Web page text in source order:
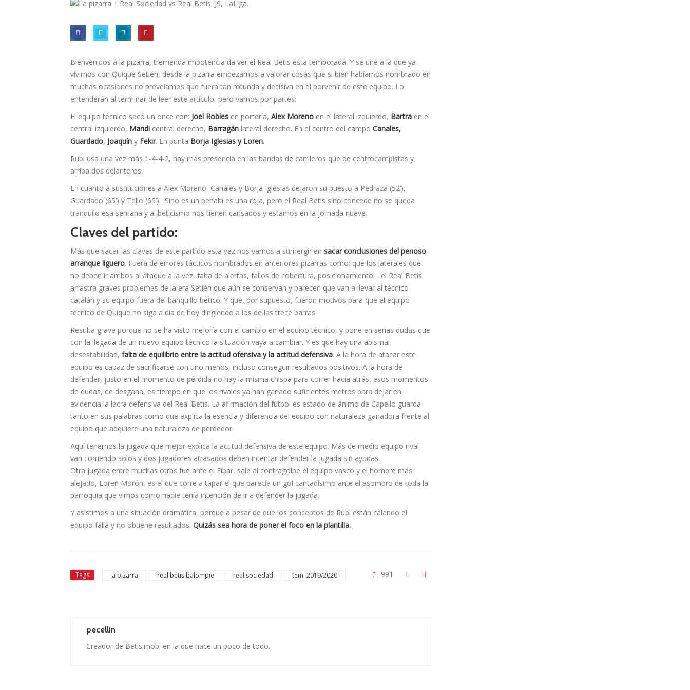
Bienvenidos a la pizarra, tremenda impotencia da ver el Real Betis esta temporada. Y se une a la que ya
vivimos con Quique Setién, desde la pizarra empezamos a valorar cosas que si bien habíamos nombrado en
muchas ocasiones no preveíamos que fuera tan rotunda y decisiva en el porvenir de este equipo. Lo
entenderán al terminar de leer este artículo, pero vamos por partes:
El equipo técnico sacó un once con: Joel Robles en portería, Alex Moreno en el lateral izquierdo, Bartra en el
central izquierdo, Mandi central derecho, Barragán lateral derecho. En el centro del campo Canales,
Guardado, Joaquín y Fekir. En punta Borja Iglesias y Loren.
Rubi usa una vez más 1-4-4-2, hay más presencia en las bandas de carrileros que de centrocampistas y
arriba dos delanteros.
En cuanto a sustituciones a Alex Moreno, Canales y Borja Iglesias dejaron su puesto a Pedraza (52’),
Guardado (65’) y Tello (65’). Sino es un penalti es una roja, pero el Real Betis sino concede no se queda
tranquilo esa semana y al beticismo nos tienen cansados y estamos en la jornada nueve.
Claves del partido:
Más que sacar las claves de este partido esta vez nos vamos a sumergir en sacar conclusiones del penoso
arranque liguero. Fuera de errores tácticos nombrados en anteriores pizarras como: que los laterales que
no deben ir ambos al ataque a la vez, falta de alertas, fallos de cobertura, posicionamiento… el Real Betis
arrastra graves problemas de la era Setién que aún se conservan y parecen que van a llevar al técnico
catalán y su equipo fuera del banquillo bético. Y que, por supuesto, fueron motivos para que el equipo
técnico de Quique no siga a día de hoy dirigiendo a los de las trece barras.
Resulta grave porque no se ha visto mejoría con el cambio en el equipo técnico, y pone en serias dudas que
con la llegada de un nuevo equipo técnico la situación vaya a cambiar. Y es que hay una abismal
desestabilidad, falta de equilibrio entre la actitud ofensiva y la actitud defensiva. A la hora de atacar este
equipo es capaz de sacrificarse con uno menos, incluso conseguir resultados positivos. A la hora de
defender, justo en el momento de pérdida no hay la misma chispa para correr hacia atrás, esos momentos
de dudas, de desgana, es tiempo en que los rivales ya han ganado suficientes metros para dejar en
evidencia la lacra defensiva del Real Betis. La afirmación del fútbol es estado de ánimo de Capello guarda
tanto en sus palabras como que explica la esencia y diferencia del equipo con naturaleza ganadora frente al
equipo que adquiere una naturaleza de perdedor.
Aquí tenemos la jugada que mejor explica la actitud defensiva de este equipo. Más de medio equipo rival
van corriendo solos y dos jugadores atrasados deben intentar defender la jugada sin ayudas.
Otra jugada entre muchas otras fue ante el Eibar, sale al contragolpe el equipo vasco y el hombre más
alejado, Loren Morón, es el que corre a tapar el que parecía un gol cantadísimo ante el asombro de toda la
parroquia que vimos como nadie tenía intención de ir a defender la jugada.
Y asistimos a una situación dramática, porque a pesar de que los conceptos de Rubi están calando el
equipo falla y no obtiene resultados. Quizás sea hora de poner el foco en la plantilla.
Tags la pizarra real betis balompie real sociedad tem. 2019/2020 991
pecellin
Creador de Betis.mobi en la que hace un poco de todo.